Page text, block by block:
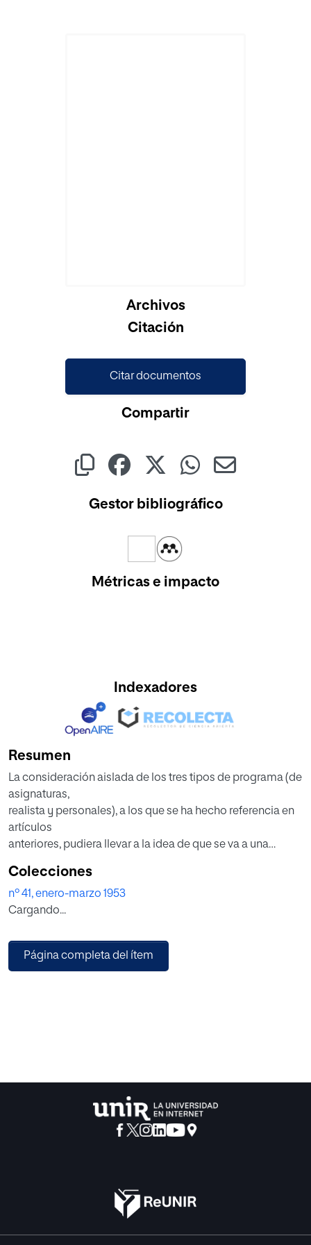
Archivos
Citación
Citar documentos
Compartir
Gestor bibliográfico
Métricas e impacto
Indexadores
Resumen
La consideración aislada de los tres tipos de programa (de
asignaturas,
realista y personales), a los que se ha hecho referencia en
artículos
anteriores, pudiera llevar a la idea de que se va a una
sin sentido, de la unidad que debe tener el trabajo escolar.
Podemos,
por tanto, hacernos cuestión de si los tres tipos de
son susceptibles de reducción a uno solo, o bien son
incompatibles
Colecciones
nº 41, enero-marzo 1953
Cargando...
Página completa del ítem